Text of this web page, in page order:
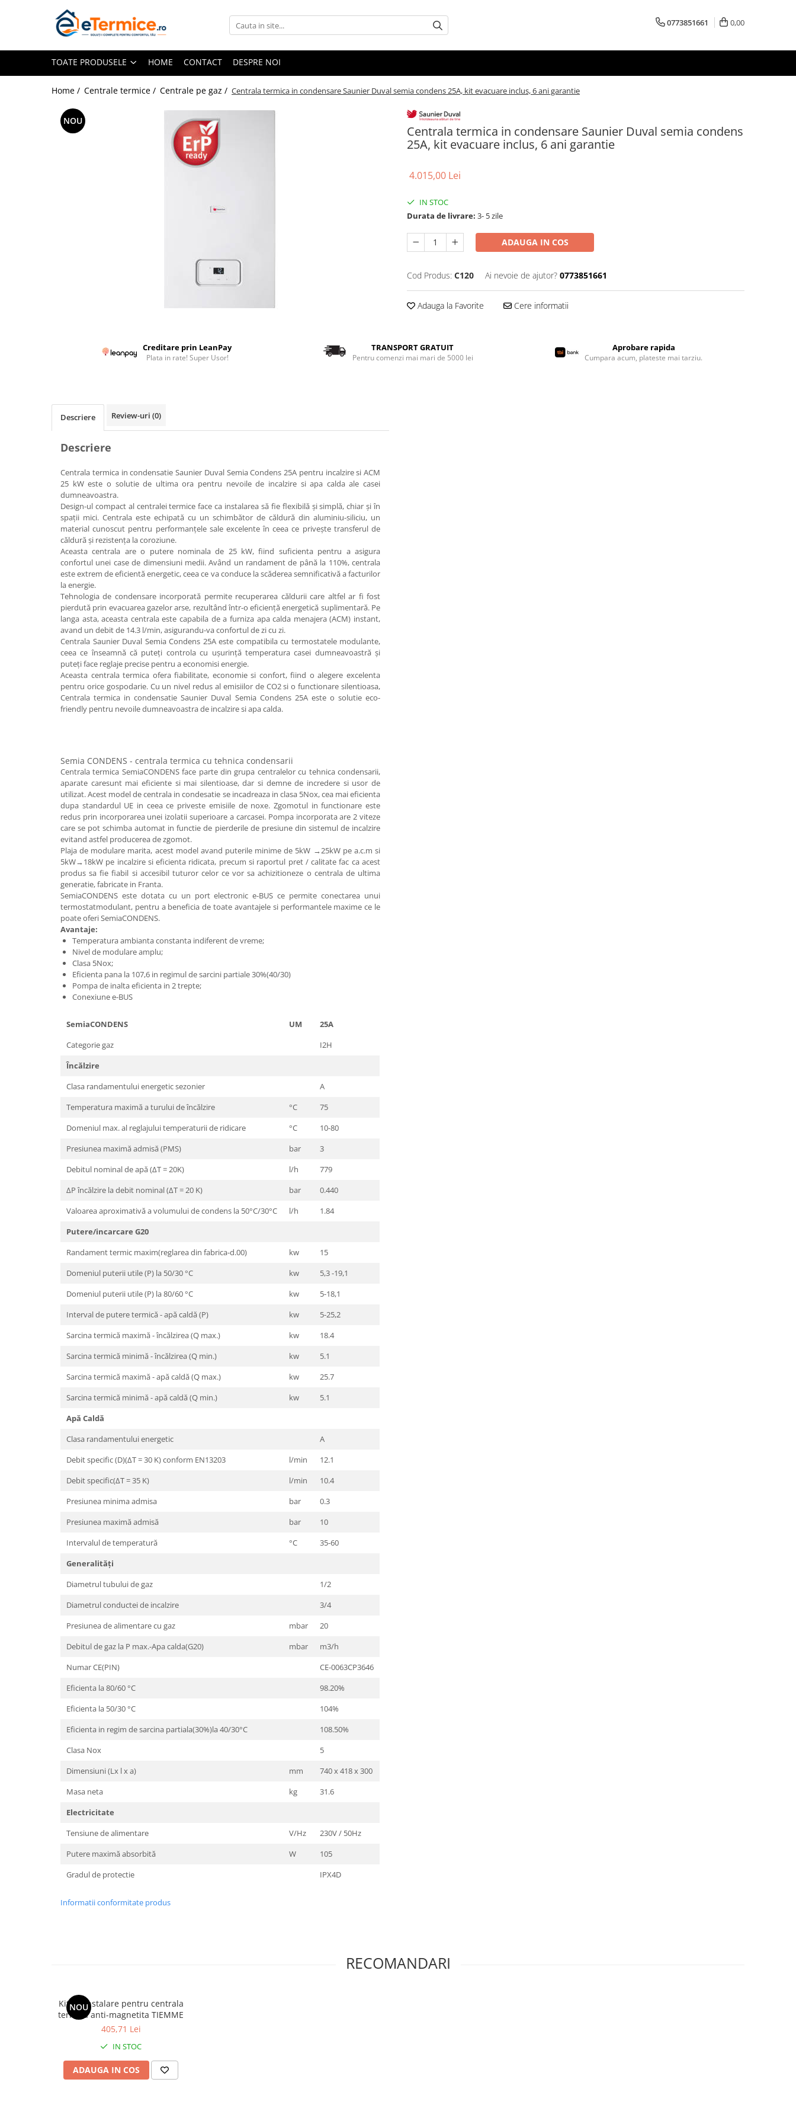
Toate Produsele
Climatizare
Ventiloconvector
Aparate aer conditionat multi-split
Aparate aer conditionat
Cazane si termoseminee pe peleti
Centrale mixte lemn-pelet
Accesorii de montaj
Radiatoare din otel
Radiatoare din aluminiu
Radiatoare de baie portprosop
Accesorii radiatoare
Preparatoare pentru apa calda
Boilere electrice
Boilere termoelectrice
Boilere indirecte cu serpentina
Boilere solare indirecte (cu
Boilere pentru pompe de caldura
Accesorii boilere
Tevi si fitinguri PPR
Fitinguri alama
Tevi si fitinguri fonta
Robineti de trecere pentru apa
Robineti coltari pentru apa
Robineti pentru gaz
Robineti radiator
Accesorii robineti
Robineti tip fluture
Pompe de circulatie
Pompe submersibile
Vase de expansiune
Vase de expansiune pentru
Vase de expansiune pentru
instalatii sanitare
Termostate si controlere
Termostate de camera
Accesorii de montaj
Substante intretinere instalatii
Accesorii instalatii termice
0773851661 0,00
TOATE PRODUSELE HOME CONTACT DESPRE NOI
Home / Centrale termice / Centrale pe gaz / Centrala termica in condensare Saunier Duval semia condens 25A, kit evacuare inclus, 6 ani garantie
Centrala termica in condensare Saunier Duval semia condens
25A, kit evacuare inclus, 6 ani garantie
NOU
4.015,00 Lei
IN STOC
Durata de livrare: 3- 5 zile
ADAUGA IN COS
Cod Produs: C120 Ai nevoie de ajutor? 0773851661
Adauga la Favorite Cere informatii
Creditare prin LeanPay
Plata in rate! Super Usor!
TRANSPORT GRATUIT
Pentru comenzi mai mari de 5000 lei
Aprobare rapida
Cumpara acum, plateste mai tarziu.
Descriere Review-uri (0)
Descriere
Centrala termica in condensatie Saunier Duval Semia Condens 25A pentru incalzire si ACM
25 kW este o solutie de ultima ora pentru nevoile de incalzire si apa calda ale casei
dumneavoastra.
Design-ul compact al centralei termice face ca instalarea să fie flexibilă și simplă, chiar și în
spații mici. Centrala este echipată cu un schimbător de căldură din aluminiu-siliciu, un
material cunoscut pentru performanțele sale excelente în ceea ce privește transferul de
căldură și rezistența la coroziune.
Aceasta centrala are o putere nominala de 25 kW, fiind suficienta pentru a asigura
confortul unei case de dimensiuni medii. Având un randament de până la 110%, centrala
este extrem de eficientă energetic, ceea ce va conduce la scăderea semnificativă a facturilor
la energie.
Tehnologia de condensare incorporată permite recuperarea căldurii care altfel ar fi fost
pierdută prin evacuarea gazelor arse, rezultând într-o eficiență energetică suplimentară. Pe
langa asta, aceasta centrala este capabila de a furniza apa calda menajera (ACM) instant,
avand un debit de 14.3 l/min, asigurandu-va confortul de zi cu zi.
Centrala Saunier Duval Semia Condens 25A este compatibila cu termostatele modulante,
ceea ce înseamnă că puteți controla cu ușurință temperatura casei dumneavoastră și
puteți face reglaje precise pentru a economisi energie.
Aceasta centrala termica ofera fiabilitate, economie si confort, fiind o alegere excelenta
pentru orice gospodarie. Cu un nivel redus al emisiilor de CO2 si o functionare silentioasa,
Centrala termica in condensatie Saunier Duval Semia Condens 25A este o solutie eco-
friendly pentru nevoile dumneavoastra de incalzire si apa calda.
Semia CONDENS - centrala termica cu tehnica condensarii
Centrala termica SemiaCONDENS face parte din grupa centralelor cu tehnica condensarii,
aparate caresunt mai eficiente si mai silentioase, dar si demne de incredere si usor de
utilizat. Acest model de centrala in condesatie se incadreaza in clasa 5Nox, cea mai eficienta
dupa standardul UE in ceea ce priveste emisiile de noxe. Zgomotul in functionare este
redus prin incorporarea unei izolatii superioare a carcasei. Pompa incorporata are 2 viteze
care se pot schimba automat in functie de pierderile de presiune din sistemul de incalzire
evitand astfel producerea de zgomot.
Plaja de modulare marita, acest model avand puterile minime de 5kW →25kW pe a.c.m si
5kW→18kW pe incalzire si eficienta ridicata, precum si raportul pret / calitate fac ca acest
produs sa fie fiabil si accesibil tuturor celor ce vor sa achizitioneze o centrala de ultima
generatie, fabricate in Franta.
SemiaCONDENS este dotata cu un port electronic e-BUS ce permite conectarea unui
termostatmodulant, pentru a beneficia de toate avantajele si performantele maxime ce le
poate oferi SemiaCONDENS.
Avantaje:
Temperatura ambianta constanta indiferent de vreme;
Nivel de modulare amplu;
Clasa 5Nox;
Eficienta pana la 107,6 in regimul de sarcini partiale 30%(40/30)
Pompa de inalta eficienta in 2 trepte;
Conexiune e-BUS
SemiaCONDENS UM
25A
Categorie gaz
I2H
Încălzire
Clasa randamentului energetic sezonier
A
Temperatura maximă a turului de încălzire
°C
75
Domeniul max. al reglajului temperaturii de ridicare
°C
10-80
Presiunea maximă admisă (PMS)
bar
3
Debitul nominal de apă (ΔT = 20K)
l/h
779
ΔP încălzire la debit nominal (ΔT = 20 K)
bar
0.440
Valoarea aproximativă a volumului de condens la 50°C/30°C
l/h
1.84
Putere/incarcare G20
Randament termic maxim(reglarea din fabrica-d.00)
kw
15
Domeniul puterii utile (P) la 50/30 °C
kw
5,3 -19,1
Domeniul puterii utile (P) la 80/60 °C
kw
5-18,1
Interval de putere termică - apă caldă (P)
kw
5-25,2
Sarcina termică maximă - încălzirea (Q max.)
kw
18.4
Sarcina termică minimă - încălzirea (Q min.)
kw
5.1
Sarcina termică maximă - apă caldă (Q max.)
kw
25.7
Sarcina termică minimă - apă caldă (Q min.)
kw
5.1
Apă Caldă
Clasa randamentului energetic
A
Debit specific (D)(ΔT = 30 K) conform EN13203
l/min
12.1
Debit specific(ΔT = 35 K)
l/min
10.4
Presiunea minima admisa
bar
0.3
Presiunea maximă admisă
bar
10
Intervalul de temperatură
°C
35-60
Generalităţi
Diametrul tubului de gaz
1/2
Diametrul conductei de incalzire
3/4
Presiunea de alimentare cu gaz
mbar
20
Debitul de gaz la P max.-Apa calda(G20)
mbar
m3/h
Numar CE(PIN)
CE-0063CP3646
Eficienta la 80/60 °C
98.20%
Eficienta la 50/30 °C
104%
Eficienta in regim de sarcina partiala(30%)la 40/30°C
108.50%
Clasa Nox
5
Dimensiuni (Lx l x a)
mm
740 x 418 x 300
Masa neta
kg
31.6
Electricitate
Tensiune de alimentare
V/Hz
230V / 50Hz
Putere maximă absorbită
W
105
Gradul de protectie
IPX4D
Informatii conformitate produs
RECOMANDARI
NOU
Kit de instalare pentru centrala
termica anti-magnetita TIEMME
405,71 Lei
IN STOC
ADAUGA IN COS